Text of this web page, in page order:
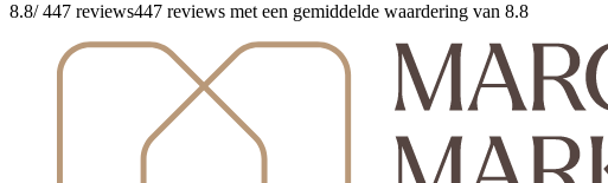
8.8/ 447 reviews447 reviews met een gemiddelde waardering van 8.8